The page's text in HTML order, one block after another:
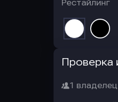
Рестайлинг
Проверка
1